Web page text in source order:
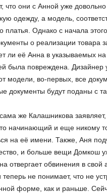
что они с Анной уже
одежду, а модель,
платья. Однако с начала
о реализации товара
ли её Анна в указываемых
была повреждена. Дизайнер
модели, во-первых, все
документы будут поданы с
же Калашникова
начинающий и еще никому
на её имени. Также, Аня
и больше вещи Домкош
отвергает обвинения в свой
не понимает, что не
форме, как и раньше.